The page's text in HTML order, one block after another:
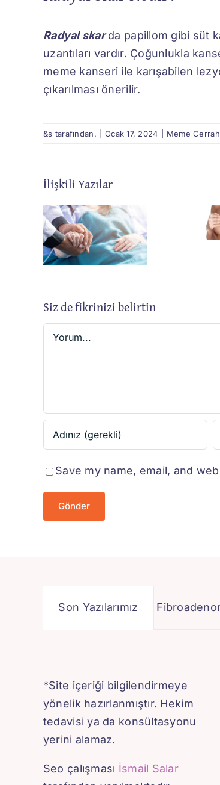
Radyal skarda papillom gibi süt
uzantıları vardır. Çoğunlukla
meme kanseri ile karışabilen
çıkarılması önerilir.
&s tarafından. Ocak 17, 2024 Meme
İlişkili Yazılar
Bursa
Meme
Cerrahisi
Siz de fikrinizi belirtin
Yorum
Save my name, email, and
Son Yazılarımız
Cerrahisi Fibroadenom
*Site içeriği bilgilendirmeye
yönelik hazırlanmıştır. Hekim
tedavisi ya da konsültasyonu
yerini alamaz.
Seo çalışması İsmail Salar